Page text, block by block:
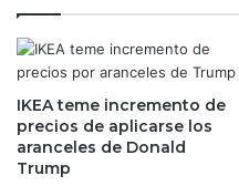
t
o
p
o
r
6
0
0
m
a
d
e
c
r
e
t
IKEA teme incremento de
precios de aplicarse los
aranceles de Donald
Trump